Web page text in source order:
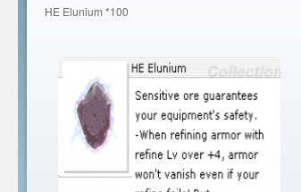
HE Elunium *100